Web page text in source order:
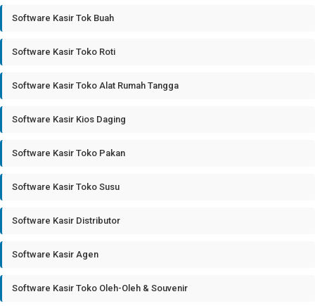
Software Kasir Tok Buah
Software Kasir Toko Roti
Software Kasir Toko Alat Rumah Tangga
Software Kasir Kios Daging
Software Kasir Toko Pakan
Software Kasir Toko Susu
Software Kasir Distributor
Software Kasir Agen
Software Kasir Toko Oleh-Oleh & Souvenir